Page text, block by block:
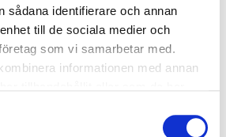
sådana identifierare och annan
till de sociala medier och
som vi samarbetar med.
informationen med annan
, Tel receptionen: 079-102 66 95
mailadresser eller via
presentkort gäller hos våra anställda